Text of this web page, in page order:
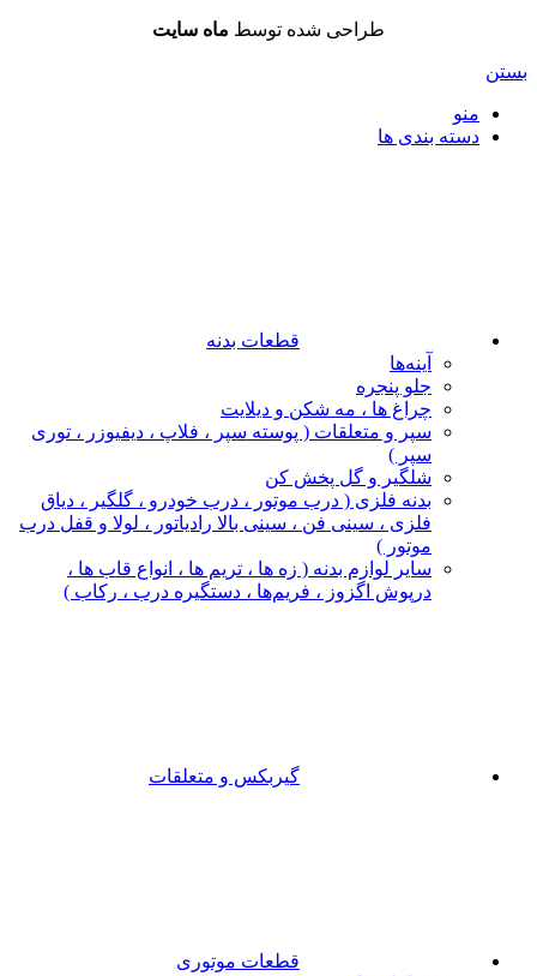
طراحی شده توسط ماه سایت
بستن
منو
دسته بندی ها
قطعات بدنه
آینه‌ها
جلو پنجره
چراغ‌ ها ، مه‌ شکن و دیلایت
سپر و متعلقات ( پوسته سپر ، فلاپ ، دیفیوزر ، توری
سپر )
شلگیر و گل‌ پخش‌ کن
بدنه فلزی ( درب موتور ، درب خودرو ، گلگیر ، دیاق
فلزی ، سینی فن ، سینی بالا رادیاتور ، لولا و قفل درب
موتور )
سایر لوازم بدنه ( زه ها ، تریم ها ، انواع قاب ها ،
درپوش اگزوز ، فریم‌ها ، دستگیره درب ، رکاب )
گیربکس و متعلقات
قطعات موتوری